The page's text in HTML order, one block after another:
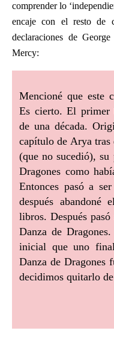
comprender lo
encaje con el resto de
declaraciones de
Mercy:
Mencioné que este
Es cierto. El primer
de una década.
capítulo de Arya tras
(que no sucedió), su
Dragones como
Entonces pasó a
después
libros. Después
Danza de
inicial que uno
Danza de Dragones
decidimos quitarlo